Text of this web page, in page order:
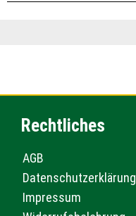
Rechtliches
AGB
Datenschutzerklärung
Impressum